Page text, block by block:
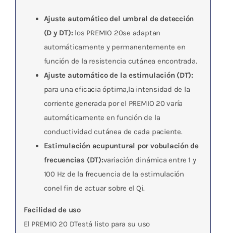
Ajuste automático del umbral de detección
(D y DT): los PREMIO 20se adaptan
automáticamente y permanentemente en
función de la resisten­cia cutánea encontrada.
Ajuste automático de la estimulación (DT):
para una eficacia óptima,la intensidad de la
corriente generada por el PREMIO 20 varía
automática­mente en función de la
conductividad cutánea de cada paciente.
Estimulación acupuntural por vobulación de
frecuencias (DT):variación dinámica entre 1 y
100 Hz de la frecuencia de la estimulación
conel fin de actuar sobre el Qi.
Facilidad de uso
El PREMIO 20 DTestá listo para su uso